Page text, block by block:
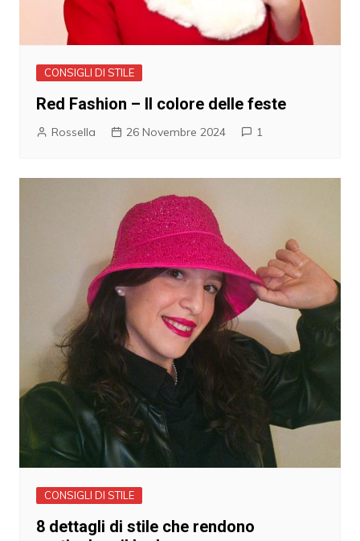
CONSIGLI DI STILE
Red Fashion – Il colore delle feste
Rossella 26 Novembre 2024 1
CONSIGLI DI STILE
8 dettagli di stile che rendono